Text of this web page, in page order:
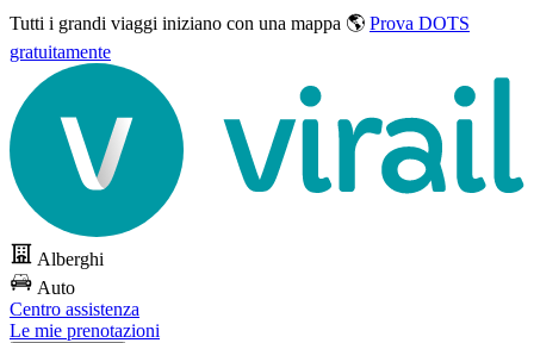
Tutti i grandi viaggi iniziano con una mappa 🌎 Prova DOTS
gratuitamente
Alberghi
Auto
Centro assistenza
Le mie prenotazioni